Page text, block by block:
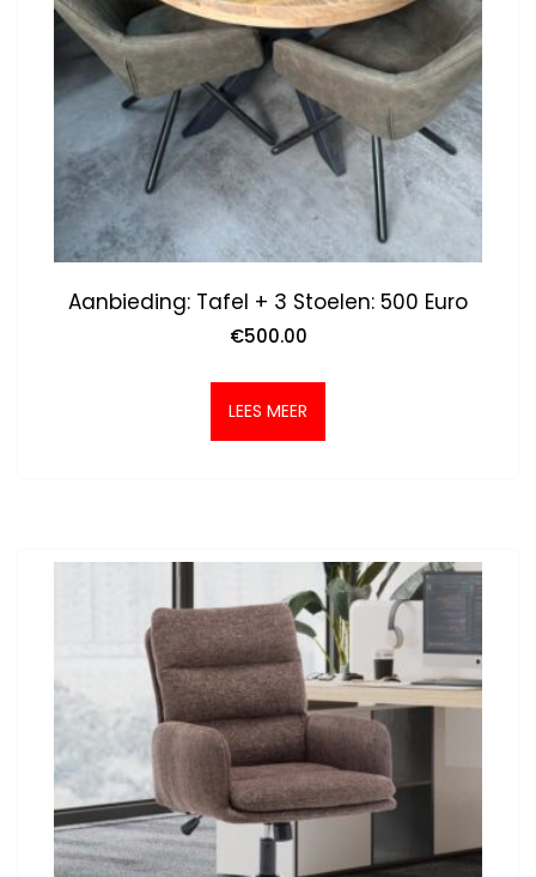
Aanbieding: Tafel + 3 Stoelen: 500 Euro
€500.00
LEES MEER